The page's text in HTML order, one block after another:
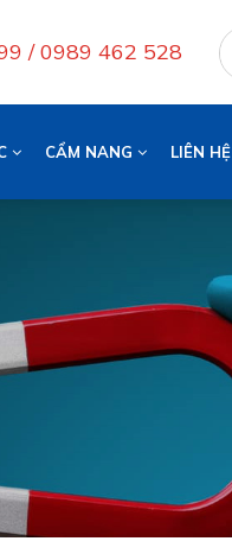
/ 0989 462 528
CẨM NANG LIÊN HỆ